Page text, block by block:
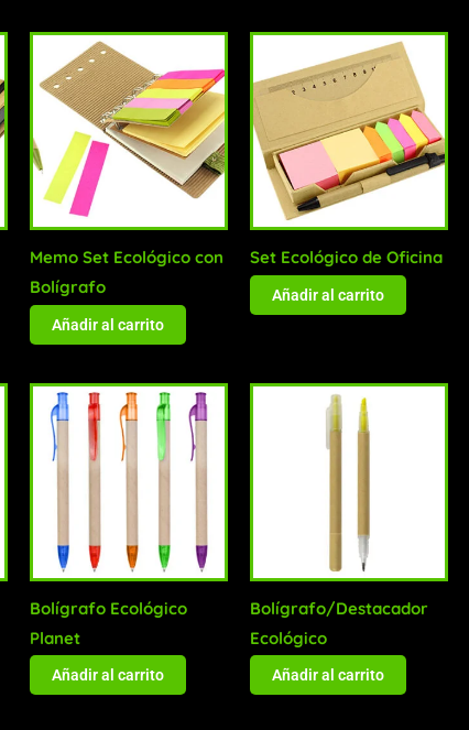
Memo Set Ecológico con
Bolígrafo
Añadir al carrito
Set Ecológico de Oficina
Añadir al carrito
Bolígrafo Ecológico
Planet
Añadir al carrito
Bolígrafo/Destacador
Ecológico
Añadir al carrito